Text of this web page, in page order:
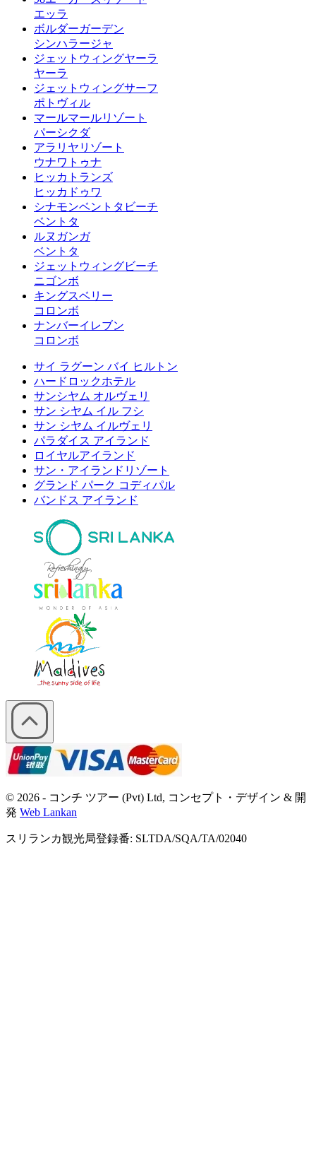
エッラ
ボルダーガーデン
シンハラージャ
ジェットウィングヤーラ
ヤーラ
ジェットウィングサーフ
ポトヴィル
マールマールリゾート
パーシクダ
アラリヤリゾート
ウナワトゥナ
ヒッカトランズ
ヒッカドゥワ
シナモンベントタビーチ
ベントタ
ルヌガンガ
ベントタ
ジェットウィングビーチ
ニゴンボ
キングスベリー
コロンボ
ナンバーイレブン
コロンボ
サイ ラグーン バイ ヒルトン
ハードロックホテル
サンシヤム オルヴェリ
サン シヤム イル フシ
サン シヤム イルヴェリ
パラダイス アイランド
ロイヤルアイランド
サン・アイランドリゾート
グランド パーク コディパル
バンドス アイランド
© 2026 - コンチ ツアー (Pvt) Ltd, コンセプト・デザイン & 開
発 Web Lankan
スリランカ観光局登録番: SLTDA/SQA/TA/02040